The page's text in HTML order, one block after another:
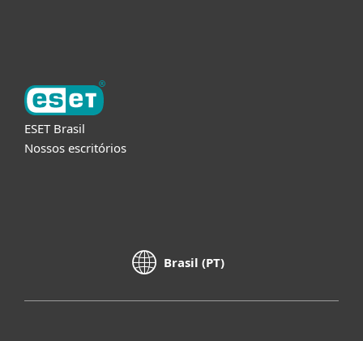
ESET Brasil
Nossos escritórios
Brasil (PT)